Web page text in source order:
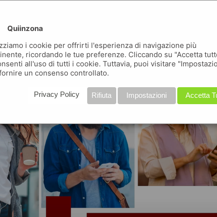
quiinzona non è una delle tante app, ma tante app in una !
Quiinzona
i cookie per offrirti l'esperienza di navigazione più
ricordando le tue preferenze. Cliccando su "Accetta
all'uso di tutti i cookie. Tuttavia, puoi visitare
un consenso controllato.
Accetta
Impostazioni
Rifiuta
Privacy Policy